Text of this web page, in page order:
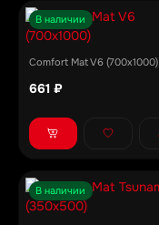
В наличии
Comfort Mat V6 (700x1000)
661 ₽
В наличии